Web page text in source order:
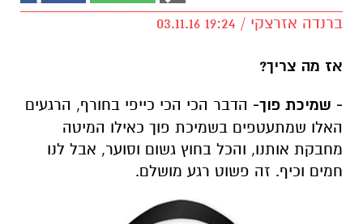
ברנדה אזרצקי / 19:24 03.11.16
אז מה צריך?
- שמיכת פוך- הדבר הכי הכי כייפי בחורף, הרגעים
האלו שמתעטפים בשמיכת פוך כאילו המיטה
מחבקת אותנו, והכל בחוץ גשום וסוער, אבל לנו
חמים וכיף. זה פשוט רגע מושלם.